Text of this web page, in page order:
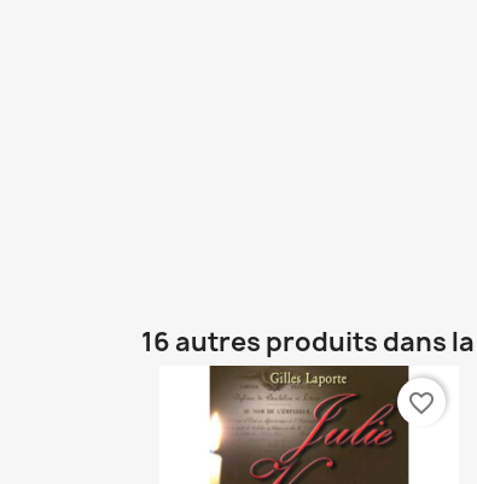
16 autres produits dans
favorite_border